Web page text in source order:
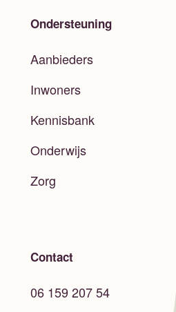
Ondersteuning
Aanbieders
Inwoners
Kennisbank
Onderwijs
Zorg
Contact
06 159 207 54